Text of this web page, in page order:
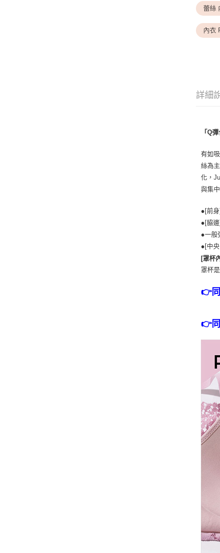
蕾絲
內衣
詳細
「Q
有如
絲為
化，
與集
●[前
●[脇
●一般
●[中
[罩杯
罩杯
👉
👉